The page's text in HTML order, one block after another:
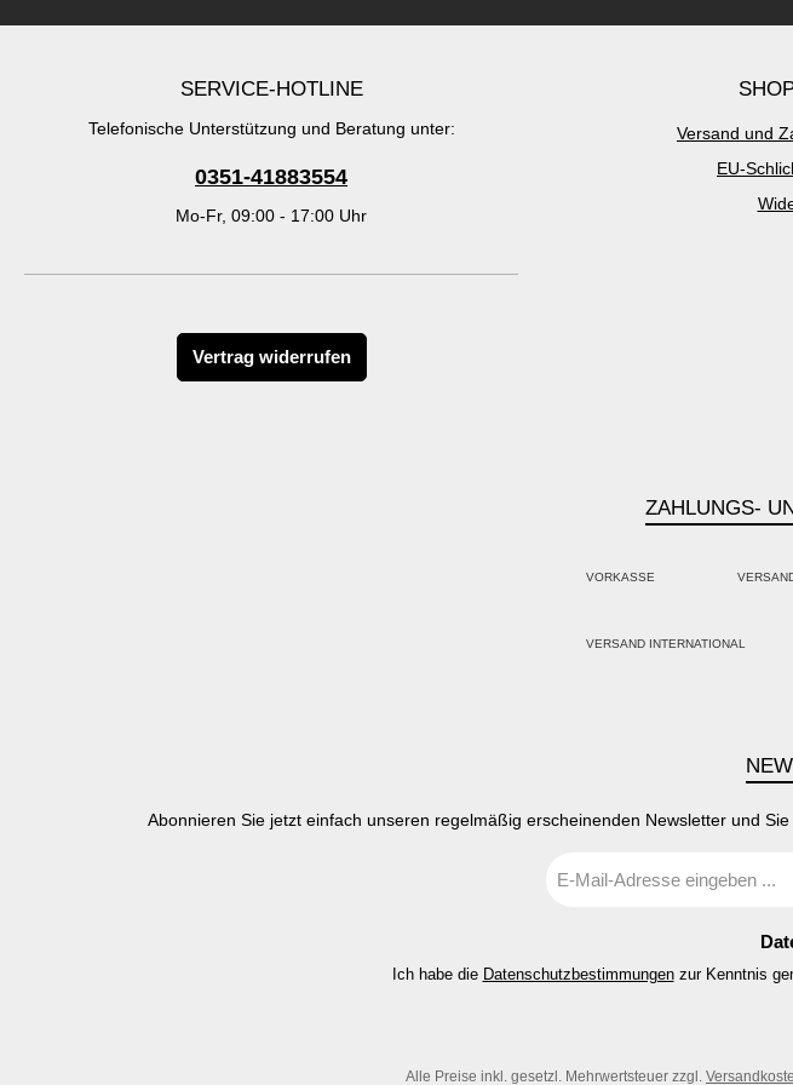
SERVICE-HOTLINE
Telefonische Unterstützung und Beratung unter:
0351-41883554
Mo-Fr, 09:00 - 17:00 Uhr
Vertrag widerrufen
Versand und
EU-
ZAHLUNGS-
VORKASSE
VERSAND INTERNATIONAL
Abonnieren Sie jetzt einfach unseren regelmäßig erscheinenden Newsletter und
Mail-
Ich habe die Datenschutzbestimmungenzur Kenntnis
Alle Preise inkl. gesetzl. Mehrwertsteuer zzgl.